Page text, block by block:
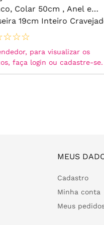
Colar 50cm , Anel e
19cm Inteiro
Brancas - Banho
☆☆☆
para visualizar os
faça login ou cadastre-se.
MEUS
Cadastro
Minha conta
Meus